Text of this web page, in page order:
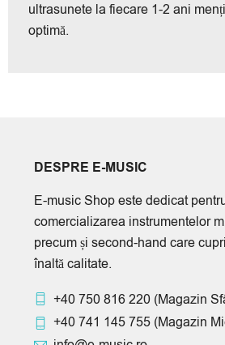
ultrasunete la fiecare 1-2 ani
optimă.
DESPRE E-MUSIC
E-music Shop este dedicat
comercializarea instrumentelor
precum și second-hand care
înaltă calitate.
+40 750 816 220 (Magazin
+40 741 145 755 (Magazin